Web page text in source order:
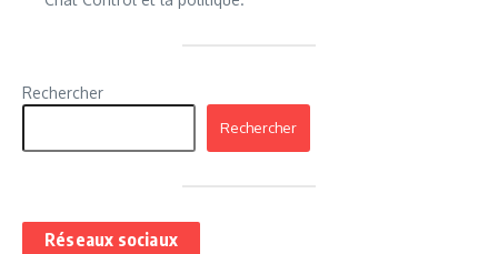
Rechercher
Rechercher
Réseaux sociaux